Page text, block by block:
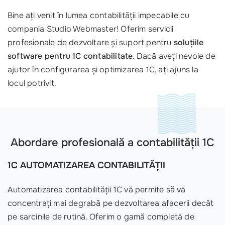
Bine ați venit în lumea contabilității impecabile cu
compania Studio Webmaster! Oferim servicii
profesionale de dezvoltare și suport pentru soluțiile
software pentru 1С contabilitate. Dacă aveți nevoie de
ajutor în configurarea și optimizarea 1С, ați ajuns la
locul potrivit.
Abordare profesională a contabilității 1C
1C AUTOMATIZAREA CONTABILITĂȚII
Automatizarea contabilității 1C vă permite să vă
concentrați mai degrabă pe dezvoltarea afacerii decât
pe sarcinile de rutină. Oferim o gamă completă de